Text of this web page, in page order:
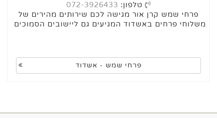
טלפון: 072-3926433
פרחי שמש קרן אור מגישה לכם שירותים מהירים של
משלוחי פרחים באשדוד המגיעים גם ליישובים הסמוכים
פרחי שמש - אשדוד